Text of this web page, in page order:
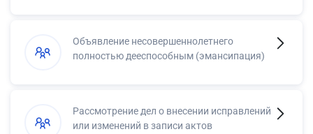
Объявление несовершеннолетнего
полностью дееспособным (эмансипация)
Рассмотрение дел о внесении исправлений
или изменений в записи актов